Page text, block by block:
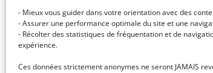
- Mieux vous guider dans votre orientation avec des
- Assurer une performance optimale du site et une
- Récolter des statistiques de fréquentation et de
expérience.
Ces données strictement anonymes ne seront JAMAIS